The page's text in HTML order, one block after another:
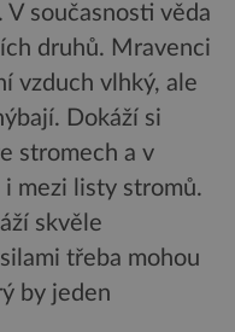
současnosti věda
druhů. Mravenci
vzduch vlhký, ale
Dokáží si
stromech a v
mezi listy stromů.
skvěle
třeba mohou
by jeden